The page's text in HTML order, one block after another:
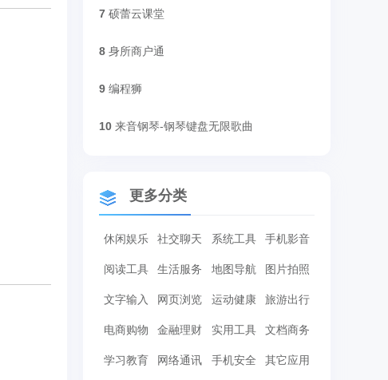
7 硕蕾云课堂
8 身所商户通
9 编程狮
10 来音钢琴-钢琴键盘无限歌曲
更多分类
休闲娱乐 社交聊天 系统工具 手机影音
阅读工具 生活服务 地图导航 图片拍照
文字输入 网页浏览 运动健康 旅游出行
电商购物 金融理财 实用工具 文档商务
学习教育 网络通讯 手机安全 其它应用